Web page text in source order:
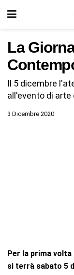
La
Il 5 dicembre
all'evento di
3 Dicembre 2020
Per la prima
si terrà sabato 5